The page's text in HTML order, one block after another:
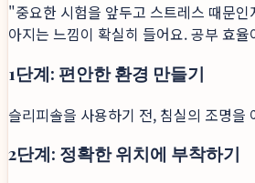
"중요한 시험을 앞두고 스트레스 때문
아지는 느낌이 확실히 들어요. 공부 효
1단계: 편안한 환경 만들기
슬리피솔을 사용하기 전, 침실의 조명
2단계: 정확한 위치에 부착하기